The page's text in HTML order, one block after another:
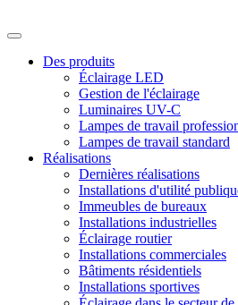
Des produits
Éclairage LED
Gestion de l'éclairage
Luminaires UV-C
Lampes de travail
Lampes de travail standard
Réalisations
Dernières réalisations
Installations d'utilité
Immeubles de bureaux
Installations industrielles
Éclairage routier
Installations commerciales
Bâtiments résidentiels
Installations sportives